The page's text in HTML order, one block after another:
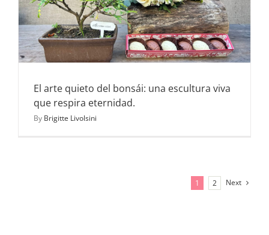
El arte quieto del bonsái: una escultura viva
que respira eternidad.
By Brigitte Livolsini
1 2 Next